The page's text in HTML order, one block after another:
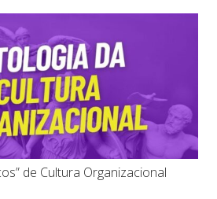
de Cultura Organizacional